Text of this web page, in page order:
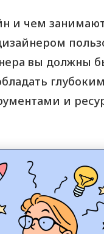
и чем
вы должны
и